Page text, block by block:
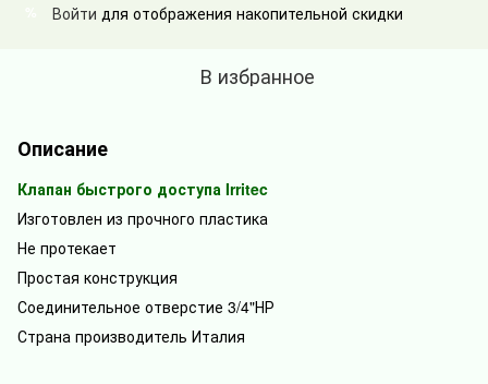
Войти для отображения накопительной скидки
В избранное
Описание
Клапан быстрого доступа Irritec
Изготовлен из прочного пластика
Не протекает
Простая конструкция
Соединительное отверстие 3/4"НР
Страна производитель Италия